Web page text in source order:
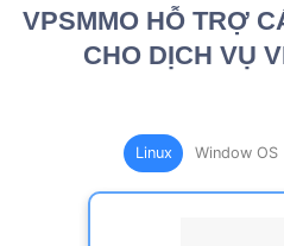
VPSMMO HỖ TRỢ
CHO DỊCH VỤ
Linux Window OS